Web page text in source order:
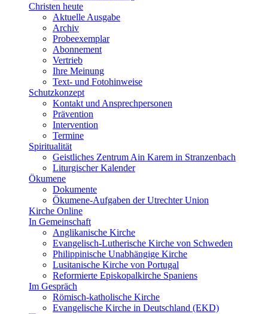
Christen heute
Aktuelle Ausgabe
Archiv
Probeexemplar
Abonnement
Vertrieb
Ihre Meinung
Text- und Fotohinweise
Schutzkonzept
Kontakt und Ansprechpersonen
Prävention
Intervention
Termine
Spiritualität
Geistliches Zentrum Ain Karem in Stranzenbach
Liturgischer Kalender
Ökumene
Dokumente
Ökumene-Aufgaben der Utrechter Union
Kirche Online
In Gemeinschaft
Anglikanische Kirche
Evangelisch-Lutherische Kirche von Schweden
Philippinische Unabhängige Kirche
Lusitanische Kirche von Portugal
Reformierte Episkopalkirche Spaniens
Im Gespräch
Römisch-katholische Kirche
Evangelische Kirche in Deutschland (EKD)